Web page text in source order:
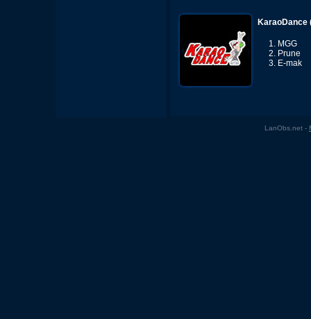
KaraoDance
MGG
Prune
E-mak
LanObs.net -